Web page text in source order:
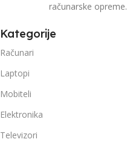
računarske opreme.
Kategorije
Računari
Laptopi
Mobiteli
Elektronika
Televizori